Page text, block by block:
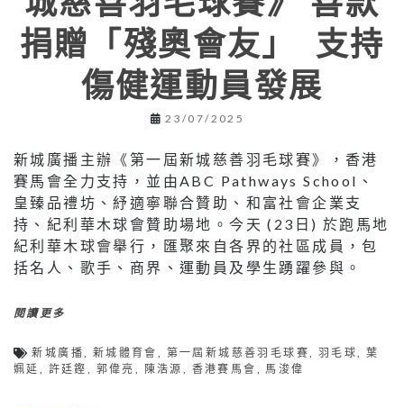
捐贈「殘奧會友」 支持
傷健運動員發展
23/07/2025
新城廣播主辦《第一屆新城慈善羽毛球賽》，香港
賽馬會全力支持，並由ABC Pathways School、
皇臻品禮坊、紓適寧聯合贊助、和富社會企業支
持、紀利華木球會贊助場地。今天 (23日) 於跑馬地
紀利華木球會舉行，匯聚來自各界的社區成員，包
括名人、歌手、商界、運動員及學生踴躍參與。
閱讀更多
新城廣播, 新城體育會 , 第一屆新城慈善羽毛球賽, 羽毛球, 葉
姵延 , 許廷鏗 , 郭偉亮 , 陳浩源 , 香港賽馬會 , 馬浚偉